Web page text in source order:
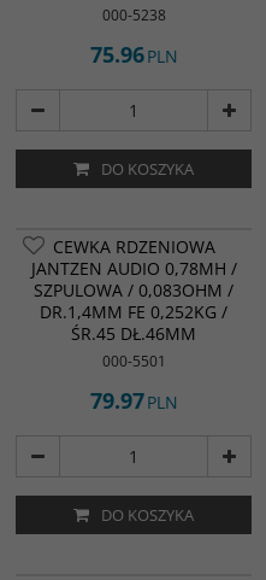
000-5238
75.96PLN
DO KOSZYKA
CEWKA RDZENIOWA
JANTZEN AUDIO 0,78MH /
SZPULOWA / 0,083OHM /
DR.1,4MM FE 0,252KG /
ŚR.45 DŁ.46MM
000-5501
79.97PLN
DO KOSZYKA